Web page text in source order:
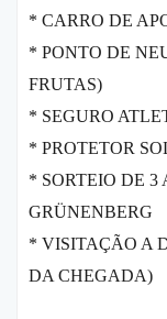
* CARRO DE
* PONTO DE
FRUTAS)
* SEGURO
* PROTETOR
* SORTEIO DE 3
GRÜNENBERG
* VISITAÇÃO A
DA CHEGADA)